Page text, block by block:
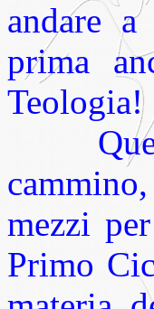
andare
prima
Teologia!
mezzi
Primo